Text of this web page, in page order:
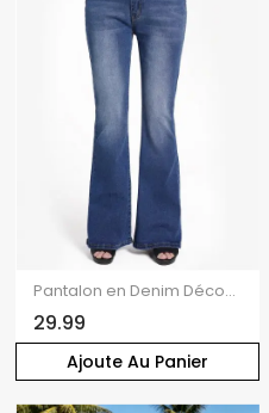
Ajoute Au Panier
Pantalon en Denim Décontracté Cousu avec Poche à Taille Moyenne à Braguette Zippée
29.99